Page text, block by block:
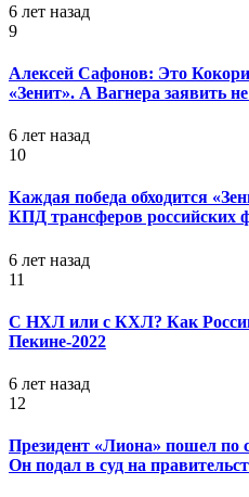
6 лет назад
9
Алексей Сафонов: Это
«Зенит». А Вагнера заявить
6 лет назад
10
Каждая победа обходится
КПД трансферов российских
6 лет назад
11
С НХЛ или с КХЛ? Как
Пекине-2022
6 лет назад
12
Президент «Лиона» пошел
Он подал в суд на